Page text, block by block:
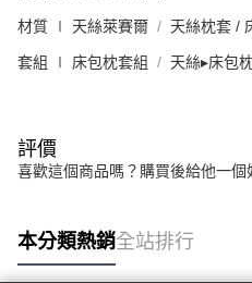
材質 ∣ 天絲萊賽爾 天絲枕套 /
套組 ∣ 床包枕套組 天絲▸床包
評價
喜歡這個商品嗎？購買後給他一個
本分類熱銷全站排行